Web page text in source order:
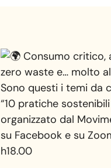
Consumo critico,
zero waste e… molto
Sono questi i temi da
“10 pratiche
organizzato dal
su Facebook e su
h18.00